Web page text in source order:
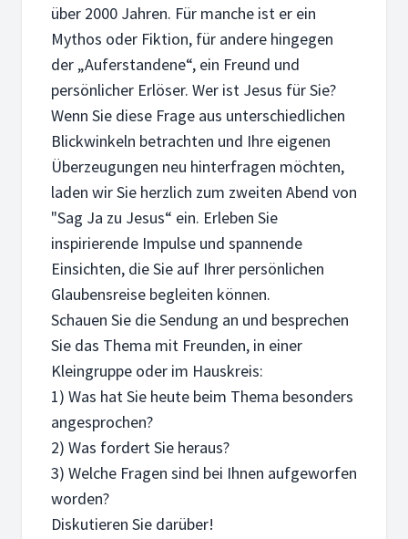
über 2000 Jahren. Für manche ist er ein
Mythos oder Fiktion, für andere hingegen
der „Auferstandene“, ein Freund und
persönlicher Erlöser. Wer ist Jesus für Sie?
Wenn Sie diese Frage aus unterschiedlichen
Blickwinkeln betrachten und Ihre eigenen
Überzeugungen neu hinterfragen möchten,
laden wir Sie herzlich zum zweiten Abend von
"Sag Ja zu Jesus“ ein. Erleben Sie
inspirierende Impulse und spannende
Einsichten, die Sie auf Ihrer persönlichen
Glaubensreise begleiten können.
Schauen Sie die Sendung an und besprechen
Sie das Thema mit Freunden, in einer
Kleingruppe oder im Hauskreis:
1) Was hat Sie heute beim Thema besonders
angesprochen?
2) Was fordert Sie heraus?
3) Welche Fragen sind bei Ihnen aufgeworfen
worden?
Diskutieren Sie darüber!